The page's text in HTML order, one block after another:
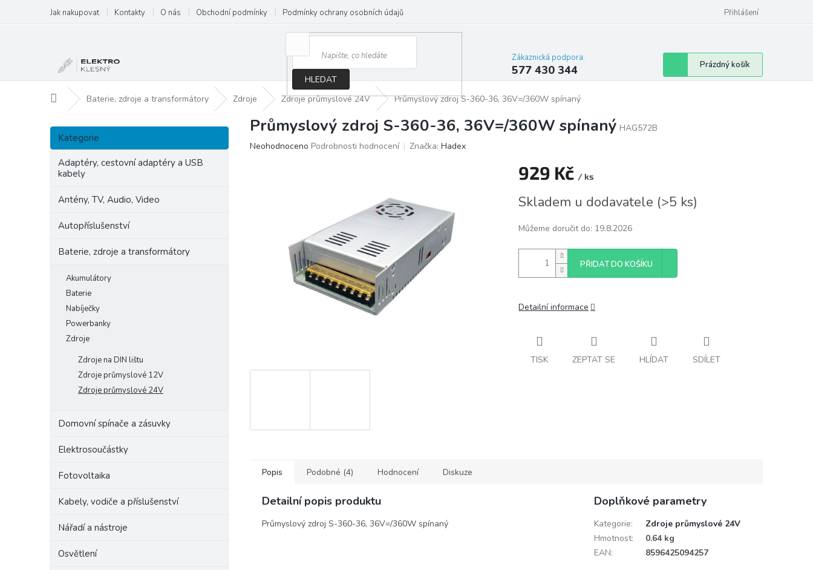
obsah
Jak nakupovat Kontakty O nás Obchodní podmínky Podmínky ochrany osobních údajů Přihlášení
HLEDAT
Zákaznická podpora:
577 430 344
Nákupní
košík
Prázdný košík
Domů Baterie, zdroje a transformátory Zdroje Zdroje průmyslové 24V Průmyslový zdroj S-360-36, 36V=/360W spínaný
P
s
Přeskočit
kategorie
Kategorie
Adaptéry, cestovní adaptéry a USB
kabely
Antény, TV, Audio, Video
Autopříslušenství
Baterie, zdroje a transformátory
Akumulátory
Baterie
Nabíječky
Powerbanky
Zdroje
Zdroje na DIN lištu
Zdroje průmyslové 12V
Zdroje průmyslové 24V
Domovní spínače a zásuvky
Elektrosoučástky
Fotovoltaika
Kabely, vodiče a příslušenství
Nářadí a nástroje
Osvětlení
Průmyslový zdroj S-360-36, 36V=/360W spínaný HAG572B
Průměrné
Neohodnoceno Podrobnosti hodnocení Značka: Hadex
929 Kč / ks
cena:
Skladem u dodavatele (>5 ks)
Můžeme doručit do: 19.8.2026
PŘIDAT DO KOŠÍKU
Detailní informace
TISK ZEPTAT SE HLÍDAT SDÍLET
Popis Podobné (4) Hodnocení Diskuze
Detailní popis produktu
Průmyslový zdroj S-360-36, 36V=/360W spínaný
Doplňkové parametry
Kategorie:
Zdroje průmyslové 24V
Hmotnost:
0.64 kg
EAN: 8596425094257